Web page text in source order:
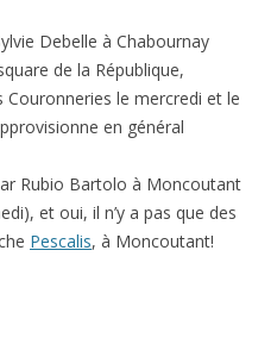
Debelle à Chabournay
de la République,
le mercredi et le
en général
Rubio Bartolo à Moncoutant
et oui, il n’y a pas que des
Pescalis, à Moncoutant!